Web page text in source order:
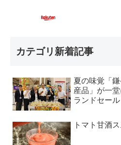
カテゴリ新着記事
夏の味覚「
産品」が一
ランドセール
トマト甘酒